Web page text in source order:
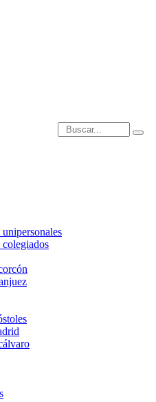
Introduce términos de